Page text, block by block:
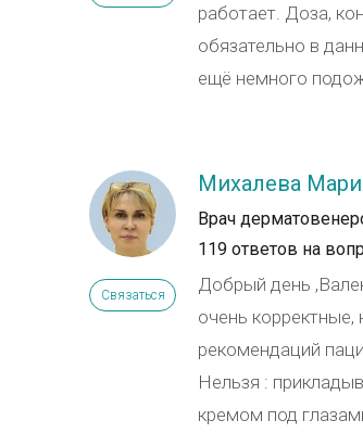
работает. Доза,
обязательно в
ещё немного
Связаться
Михалева
Врач
119 ответов на
Добрый день
очень
рекомендаций
Нельзя :
кремом под